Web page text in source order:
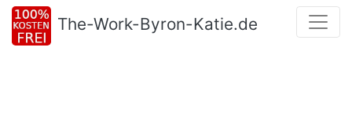
The-Work-Byron-Katie.de